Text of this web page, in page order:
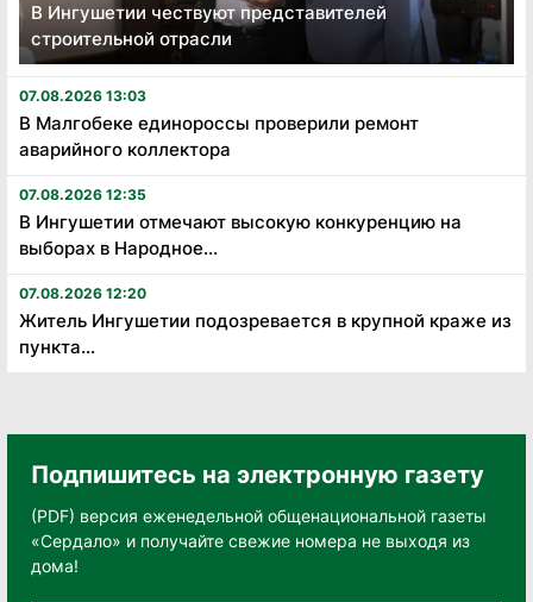
В Ингушетии чествуют представителей
строительной отрасли
07.08.2026 13:03
В Малгобеке единороссы проверили ремонт
аварийного коллектора
07.08.2026 12:35
В Ингушетии отмечают высокую конкуренцию на
выборах в Народное...
07.08.2026 12:20
Житель Ингушетии подозревается в крупной краже из
пункта...
Подпишитесь на электронную газету
(PDF) версия еженедельной общенациональной газеты
«Сердало» и получайте свежие номера не выходя из
дома!